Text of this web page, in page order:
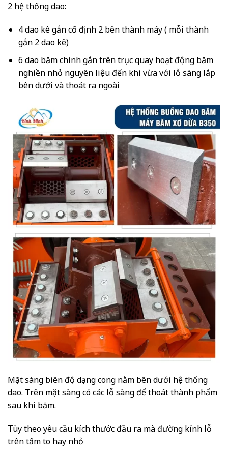
2 hệ thống dao:
4 dao kê gắn cố định 2 bên thành máy ( mỗi thành
gắn 2 dao kê)
6 dao băm chính gắn trên trục quay hoạt động băm
nghiền nhỏ nguyên liệu đến khi vừa với lỗ sàng lắp
bên dưới và thoát ra ngoài
Mặt sàng biên độ dạng cong nằm bên dưới hệ thống
dao. Trên mặt sàng có các lỗ sàng để thoát thành phẩm
sau khi băm.
Tùy theo yêu cầu kích thước đầu ra mà đường kính lỗ
trên tấm to hay nhỏ